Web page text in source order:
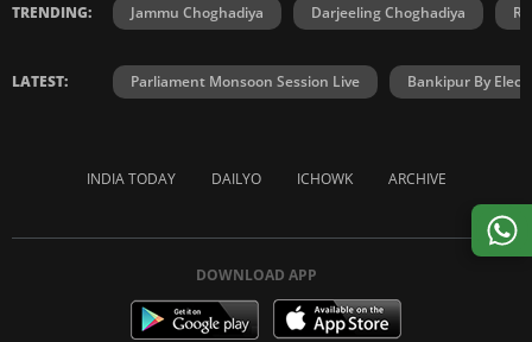
TRENDING: Jammu Choghadiya Darjeeling Choghadiya
LATEST: Parliament Monsoon Session Live Bankipur By
INDIA TODAY DAILYO ICHOWK ARCHIVE
DOWNLOAD APP